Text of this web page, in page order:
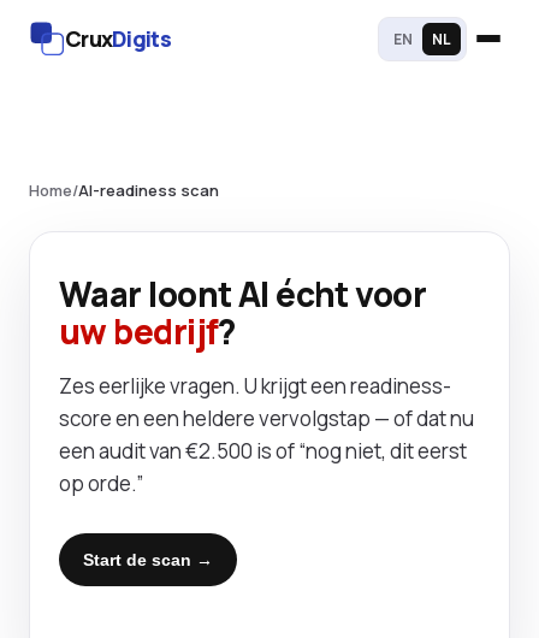
CruxDigits EN NL
Home/AI-readiness scan
Waar loont AI écht voor
uw bedrijf?
Zes eerlijke vragen. U krijgt een readiness-
score en een heldere vervolgstap — of dat nu
een audit van €2.500 is of “nog niet, dit eerst
op orde.”
Start de scan →